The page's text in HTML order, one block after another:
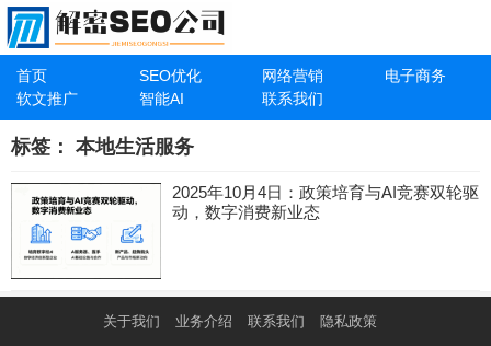
首页 SEO优化 网络营销
电子商务
软文推广
智能AI 联系我们
标签： 本地生活服务
2025年10月4日：政策培育与AI竞赛双轮驱
动，数字消费新业态
关于我们 业务介绍 联系我们 隐私政策